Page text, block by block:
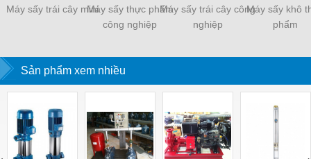
Máy sấy trái cây miniMáy sấy thực phẩm
công nghiệp
Máy sấy trái cây công
nghiệp
Máy sấy khô
phẩm
Sản phẩm xem nhiều